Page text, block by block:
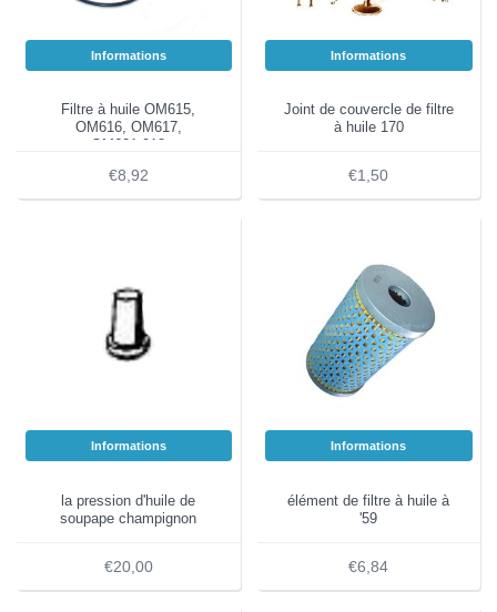
Informations
Filtre à huile OM615,
OM616, OM617,
OM621.918
€8,92
Informations
Joint de couvercle de filtre
à huile 170
€1,50
Informations
la pression d'huile de
soupape champignon
€20,00
Informations
élément de filtre à huile à
'59
€6,84